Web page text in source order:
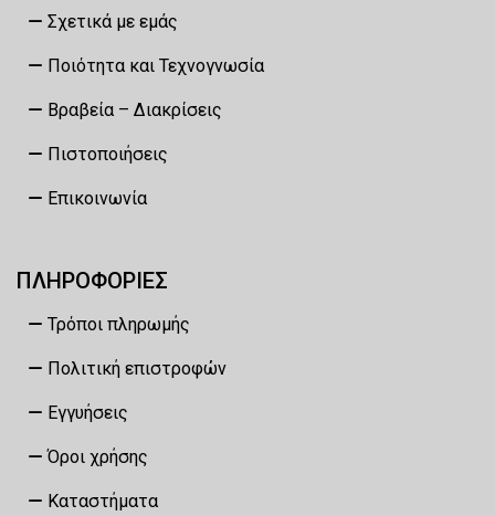
Σχετικά με εμάς
Ποιότητα και Τεχνογνωσία
Βραβεία – Διακρίσεις
Πιστοποιήσεις
Επικοινωνία
ΠΛΗΡΟΦΟΡΙΕΣ
Τρόποι πληρωμής
Πολιτική επιστροφών
Εγγυήσεις
Όροι χρήσης
Καταστήματα